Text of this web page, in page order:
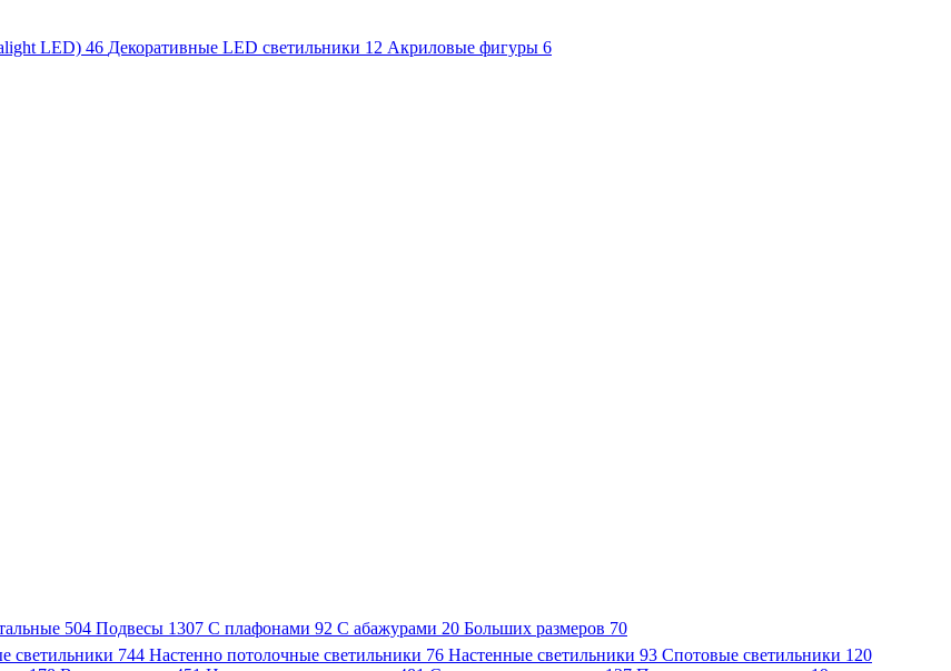
LED) 46 Декоративные LED светильники 12 Акриловые фигуры 6
504 Подвесы 1307 С плафонами 92 С абажурами 20 Больших размеров 70
светильники 744 Настенно потолочные светильники 76 Настенные светильники 93 Спотовые светильники 120